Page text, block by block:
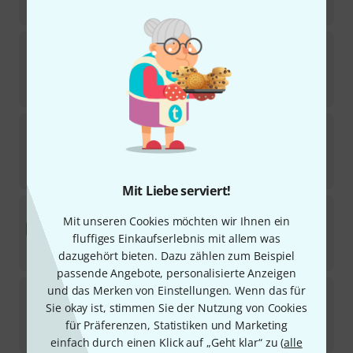
Mit Liebe serviert!
Mit unseren Cookies möchten wir Ihnen ein
fluffiges Einkaufserlebnis mit allem was
dazugehört bieten. Dazu zählen zum Beispiel
passende Angebote, personalisierte Anzeigen
und das Merken von Einstellungen. Wenn das für
Sie okay ist, stimmen Sie der Nutzung von Cookies
für Präferenzen, Statistiken und Marketing
einfach durch einen Klick auf „Geht klar“ zu (alle
Gretsch DrumsConcert Snare Stand
Sofort lieferbar
Gretsch DrumsG3 Straight Cymbal Stand
11
Sofort lieferbar
Sofort lieferbar
275 €
Gretsch DrumsGTH-SL Pro Single Tom Holder
8
Sofort lieferbar
75€